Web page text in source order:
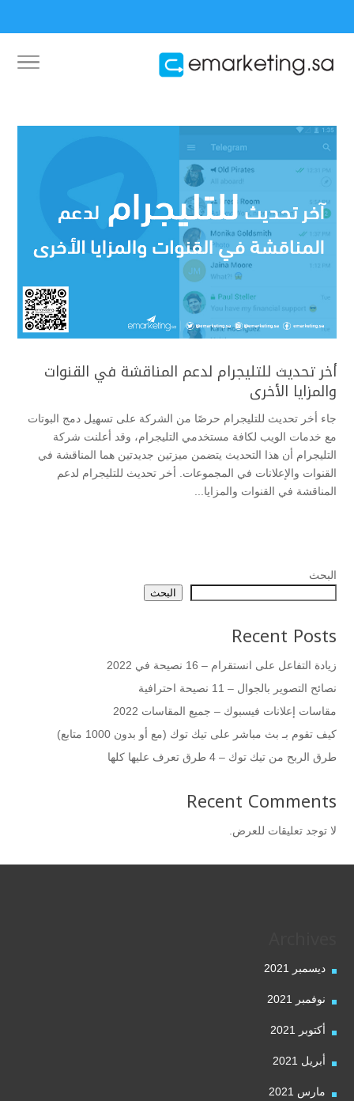
أخر تحديث للتليجرام لدعم المناقشة في القنوات
والمزايا الأخرى
جاء أخر تحديث للتليجرام حرصًا من الشركة على تسهيل دمج البوتات
مع خدمات الويب لكافة مستخدمي التليجرام، وقد أعلنت شركة
التليجرام أن هذا التحديث يتضمن ميزتين جديدتين هما المناقشة في
القنوات والإعلانات في المجموعات. أخر تحديث للتليجرام لدعم
المناقشة في القنوات والمزايا...
البحث
البحث
Recent Posts
زيادة التفاعل على انستقرام – 16 نصيحة في 2022
نصائح التصوير بالجوال – 11 نصيحة احترافية
مقاسات إعلانات فيسبوك – جميع المقاسات 2022
كيف تقوم بـ بث مباشر على تيك توك (مع أو بدون 1000 متابع)
طرق الربح من تيك توك – 4 طرق تعرف عليها كلها
Recent Comments
لا توجد تعليقات للعرض.
ديسمبر 2021
نوفمبر 2021
أكتوبر 2021
أبريل 2021
مارس 2021